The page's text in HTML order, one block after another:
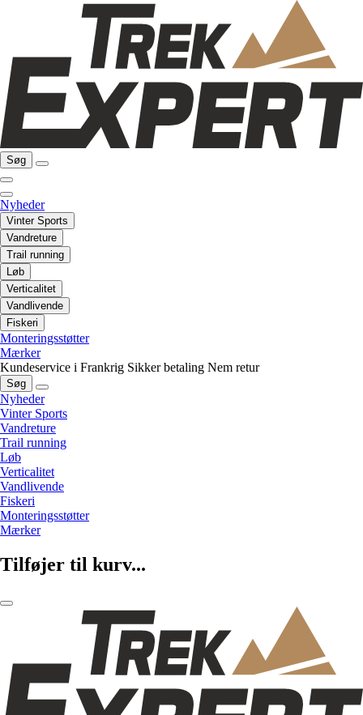
Søg
Nyheder
Vinter Sports
Vandreture
Trail running
Løb
Verticalitet
Vandlivende
Fiskeri
Monteringsstøtter
Mærker
Kundeservice i Frankrig Sikker betaling Nem retur
Søg
Nyheder
Vinter Sports
Vandreture
Trail running
Løb
Verticalitet
Vandlivende
Fiskeri
Monteringsstøtter
Mærker
Tilføjer til kurv...